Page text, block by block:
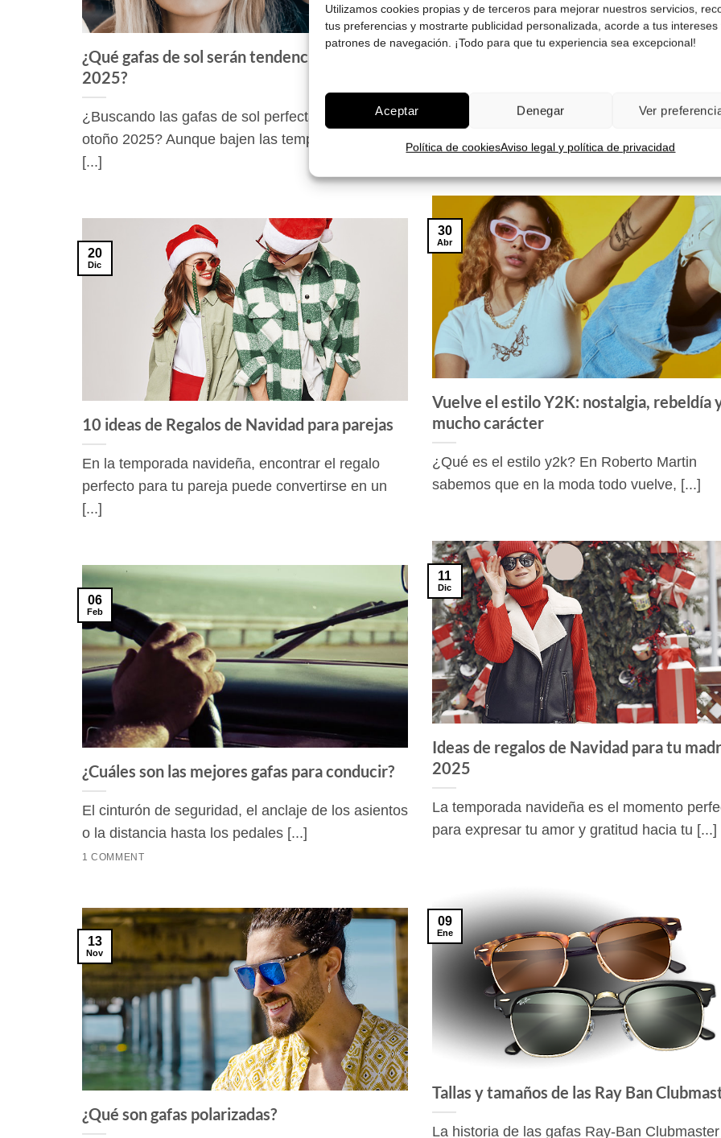
Utilizamos cookies propias y de terceros para mejorar nuestros servicios,
tus preferencias y mostrarte publicidad personalizada, acorde a tus intereses
patrones de navegación. ¡Todo para que tu experiencia sea excepcional!
Aceptar Denegar Ver
Política de cookiesAviso legal y política de privacidad
¿Qué gafas de sol serán tendencia en otoño
2025?
¿Buscando las gafas de sol perfectas para el
otoño 2025? Aunque bajen las temperaturas, el
[...]
Agosto es sinónimo de fiesta, color, música…
mucha, mucha moda. En toda España se [...]
Vuelve el estilo Y2K: nostalgia, rebeldía
mucho carácter
¿Qué es el estilo y2k? En Roberto Martin
sabemos que en la moda todo vuelve, [...]
30
Abr
10 ideas de Regalos de Navidad para parejas
En la temporada navideña, encontrar el regalo
perfecto para tu pareja puede convertirse en un
[...]
20
Dic
Ideas de regalos de Navidad para tu
2025
La temporada navideña es el momento
para expresar tu amor y gratitud hacia tu [...]
11
Dic
¿Cuáles son las mejores gafas para conducir?
El cinturón de seguridad, el anclaje de los asientos
o la distancia hasta los pedales [...]
1 COMMENT
06
Feb
Tallas y tamaños de las Ray Ban
La historia de las gafas Ray-Ban
09
Ene
¿Qué son gafas polarizadas?
13
Nov